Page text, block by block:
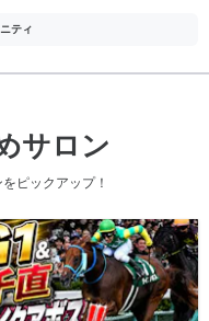
ティ
サロン
ピックアップ！